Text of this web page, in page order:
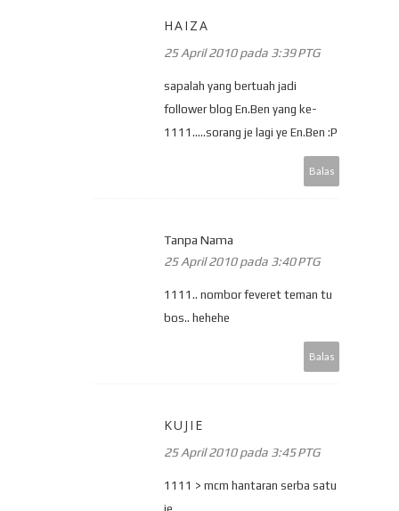
HAIZA
25 April 2010 pada 3:39 PTG
sapalah yang bertuah jadi
follower blog En.Ben yang ke-
1111.....sorang je lagi ye En.Ben :P
Balas
Tanpa Nama
25 April 2010 pada 3:40 PTG
1111.. nombor feveret teman tu
bos.. hehehe
Balas
KUJIE
25 April 2010 pada 3:45 PTG
1111 > mcm hantaran serba satu